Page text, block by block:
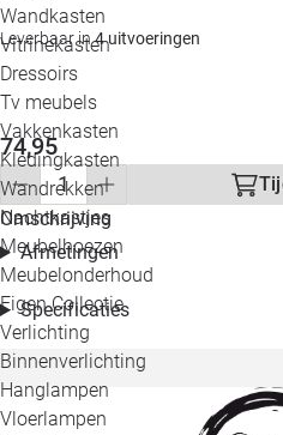
Wandkasten
Vitrinekasten
Dressoirs
Tv meubels
Vakkenkasten
Kledingkasten
Wandrekken
Nachtkastjes
Meubelhoezen
Meubelonderhoud
Eigen Collectie
Verlichting
Binnenverlichting
Hanglampen
Vloerlampen
Leverbaar in4 uitvoeringen
74,95
Omschrijving
Afmetingen
Specificaties